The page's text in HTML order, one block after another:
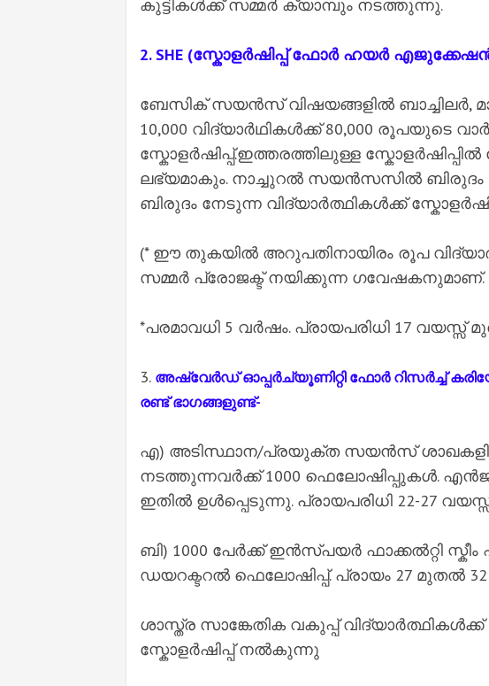
കുട്ടികൾക്ക് സമ്മർ ക്യാമ്പും നടത്തുന്നു.
2. SHE (സ്കോളർഷിപ്പ് ഫോർ ഹയർ
ബേസിക് സയൻസ് വിഷയങ്ങളിൽ ബാച്ചിലർ,
10,000 വിദ്യാർഥികൾക്ക് 80,000 രൂപയുടെ
സ്കോളർഷിപ്പ്.ഇത്തരത്തിലുള്ള സ്കോളർഷിപ്പിൽ
ലഭ്യമാകും. നാച്ചുറൽ സയൻസസിൽ ബിരുദം
ബിരുദം നേടുന്ന വിദ്യാർത്ഥികൾക്ക്
(* ഈ തുകയിൽ അറുപതിനായിരം രൂപ
സമ്മർ പ്രോജക്ട് നയിക്കുന്ന ഗവേഷകനുമാണ്.
*പരമാവധി 5 വർഷം. പ്രായപരിധി 17
3. അഷ്വേർഡ് ഓപ്പർച്യൂണിറ്റി ഫോർ റിസർച്ച്
രണ്ട് ഭാഗങ്ങളുണ്ട്-
എ) അടിസ്ഥാന/പ്രയുക്ത സയൻസ്
നടത്തുന്നവർക്ക് 1000 ഫെലോഷിപ്പുകൾ.
ഇതിൽ ഉൾപ്പെടുന്നു. പ്രായപരിധി 22-27
ബി) 1000 പേർക്ക് ഇൻസ്പയർ ഫാക്കൽറ്റി
ഡയറക്ടറൽ ഫെലോഷിപ്പ്. പ്രായം 27 മുതൽ
ശാസ്ത്ര സാങ്കേതിക വകുപ്പ്
സ്കോളർഷിപ്പ് നൽകുന്നു